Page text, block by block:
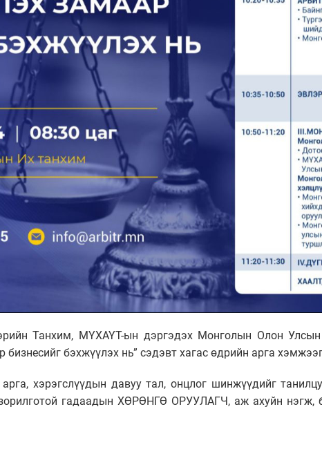
Танхим, МҮХАҮТ-ын дэргэдэх Монголын Олон
бэхжүүлэх нь” сэдэвт хагас өдрийн арга
хэрэгслүүдын давуу тал, онцлог шинжүүдийг
гадаадын ХӨРӨНГӨ ОРУУЛАГЧ, аж ахуйн нэгж,